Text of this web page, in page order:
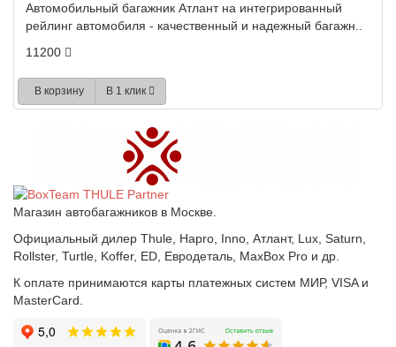
Автомобильный багажник Атлант на интегрированный
рейлинг автомобиля - качественный и надежный багажн..
11200
В корзину В 1 клик
Магазин автобагажников в Москве.
Официальный дилер Thule, Hapro, Inno, Атлант, Lux, Saturn,
Rollster, Turtle, Koffer, ED, Евродеталь, MaxBox Pro и др.
К оплате принимаются карты платежных систем МИР, VISA и
MasterCard.